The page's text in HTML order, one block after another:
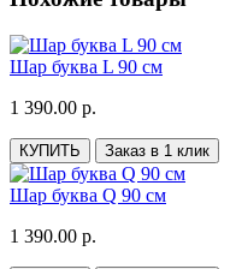
Шар буква L 90 см
1 390.00 р.
КУПИТЬ Заказ в 1 клик
Шар буква Q 90 см
1 390.00 р.